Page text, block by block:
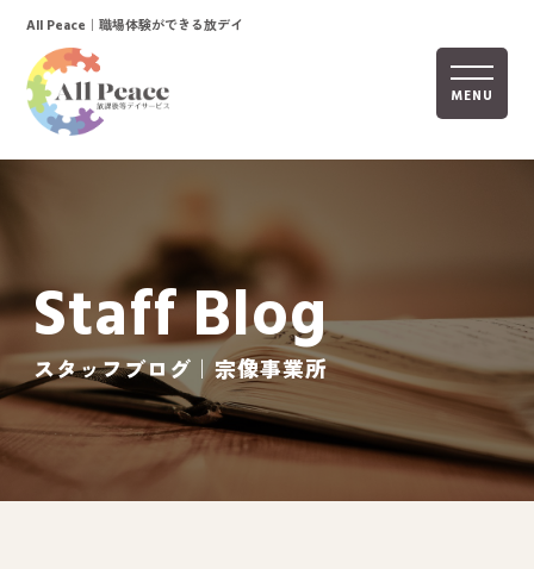
MENU
ホーム
活動内容
ご利用までの流れ
採用情報
自己評価表
All Peace ｜職場体験ができる放デイ
Staff Blog
スタッフブログ｜宗像事業所